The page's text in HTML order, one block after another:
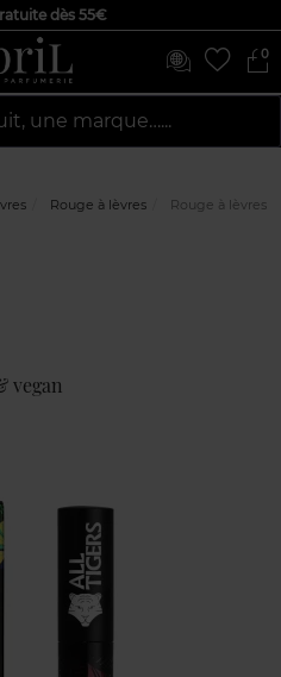
dès 55€
0
une marque…...
Rouge à lèvres Rouge à lèvres
vegan